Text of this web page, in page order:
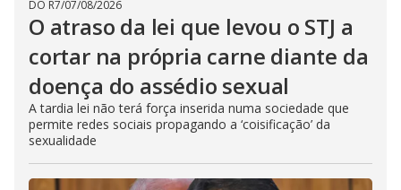
DO R7/07/08/2026
O atraso da lei que levou o STJ a
cortar na própria carne diante da
doença do assédio sexual
A tardia lei não terá força inserida numa sociedade que
permite redes sociais propagando a ‘coisificação’ da
sexualidade